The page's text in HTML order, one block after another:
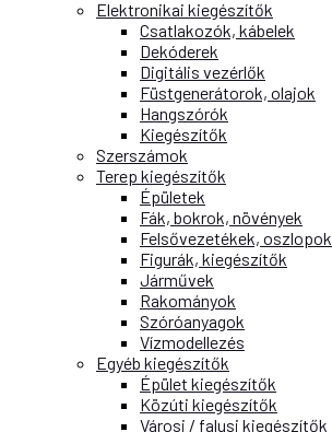
Elektronikai kiegészítők
Csatlakozók, kábelek
Dekóderek
Digitális vezérlők
Füstgenerátorok, olajok
Hangszórók
Kiegészítők
Szerszámok
Terep kiegészítők
Épületek
Fák, bokrok, növények
Felsővezetékek, oszlopok
Figurák, kiegészítők
Járművek
Rakományok
Szóróanyagok
Vízmodellezés
Egyéb kiegészítők
Épület kiegészítők
Közúti kiegészítők
Városi / falusi kiegészítők